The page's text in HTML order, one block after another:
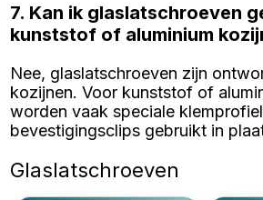
7. Kan ik glaslatschroeven
kunststof of aluminium
Nee, glaslatschroeven zijn
kozijnen. Voor kunststof of
worden vaak speciale
bevestigingsclips gebruikt in
Glaslatschroeven